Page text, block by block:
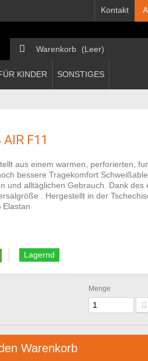
Kontakt
Warenkorb (Leer)
KINDER SONSTIGES
F11
aus einem warmen, perforierten,
bessere Tragekomfort
und alltäglichen Gebrauch. Dank des
. Hergestellt in der
Elastan
Lagernd
Menge
Warenkorb